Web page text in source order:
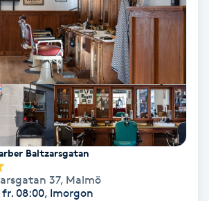
Baltzarsgatan
37, Malmö
fr. 08:00, Imorgon